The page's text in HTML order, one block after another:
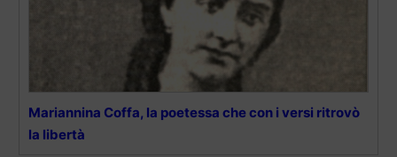
Mariannina Coffa, la poetessa che con i versi ritrovò
la libertà